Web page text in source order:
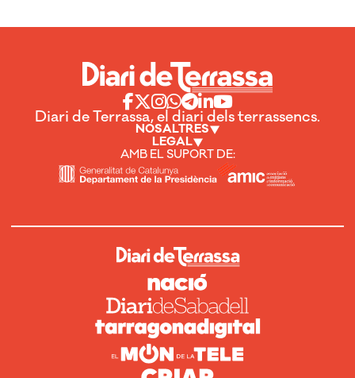
Diari de Terrassa, el diari dels terrassencs.
NOSALTRES
LEGAL
AMB EL SUPORT DE: